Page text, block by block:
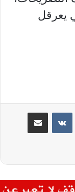
يعرقل
مشاركة عبر البريد